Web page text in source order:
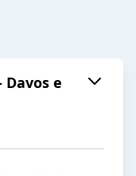
Davos e